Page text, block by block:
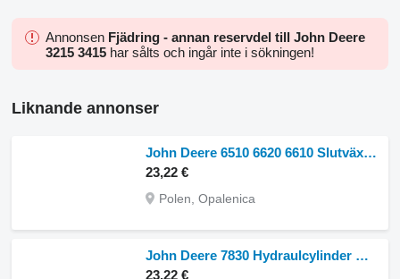
Annonsen Fjädring - annan reservdel till John Deere
3215 3415 har sålts och ingår inte i sökningen!
Liknande annonser
John Deere 6510 6620 6610 Slutväxelhus Korgdrev L101726 L112 till John Deere
23,22 €
Polen, Opalenica
John Deere 7830 Hydraulcylinder mittlänk RE192527 RE192527 till John Deere
23,22 €